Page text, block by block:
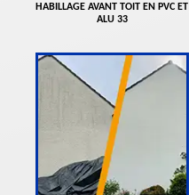
HABILLAGE AVANT TOIT EN PVC ET
ALU 33